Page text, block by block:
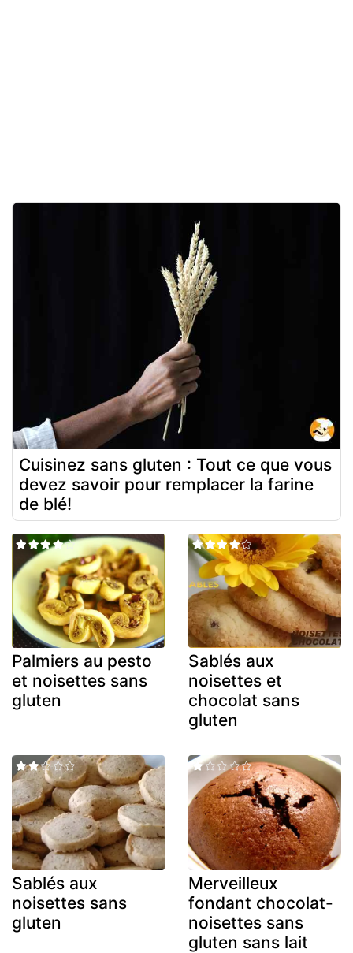
Cuisinez sans gluten : Tout ce que vous
devez savoir pour remplacer la farine
de blé!
Palmiers au pesto
et noisettes sans
gluten
Sablés aux
noisettes et
chocolat sans
gluten
Sablés aux
noisettes sans
gluten
Merveilleux
fondant chocolat-
noisettes sans
gluten sans lait